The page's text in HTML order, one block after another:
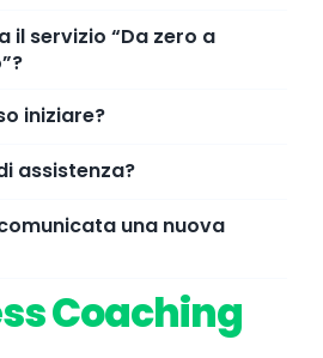
il servizio “Da zero a
iniziare?
assistenza?
una nuova
Coaching